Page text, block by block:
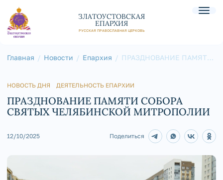
ЗЛАТОУСТОВСКАЯ
ЕПАРХИЯ
РУССКАЯ ПРАВОСЛАВНАЯ ЦЕРКОВЬ
Главная Новости Епархия
ПРАЗДНОВАНИЕ ПАМЯТИ
НОВОСТЬ ДНЯ ДЕЯТЕЛЬНОСТЬ ЕПАРХИИ
ПРАЗДНОВАНИЕ ПАМЯТИ СОБОРА
СВЯТЫХ ЧЕЛЯБИНСКОЙ МИТРОПОЛИИ
12/10/2025 Поделиться